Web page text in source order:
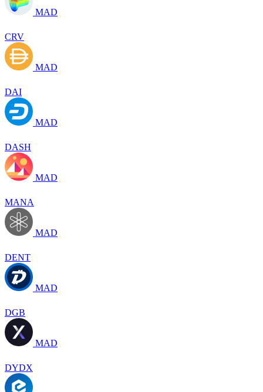
MAD
CRV
MAD
DAI
MAD
DASH
MAD
MANA
MAD
DENT
MAD
DGB
MAD
DYDX